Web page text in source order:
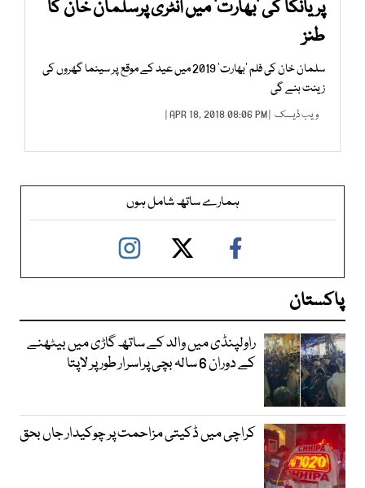
پریانکا کی ’بھارت‘ میں انٹری پرسلمان خان کا
طنز
سلمان خان کی فلم ’بھارت‘ 2019 میں عید کے موقع پر سینما گھروں کی
زینت بنے گی
ویب ڈیسک | APR 18, 2018 08:06 PM |
ہمارے ساتھ شامل ہوں
پاکستان
راولپنڈی میں والد کے ساتھ گاڑی میں بیٹھنے
کے دوران 6 سالہ بچی پراسرار طور پر لاپتا
کراچی میں ڈکیتی مزاحمت پر چوکیدار جاں بحق